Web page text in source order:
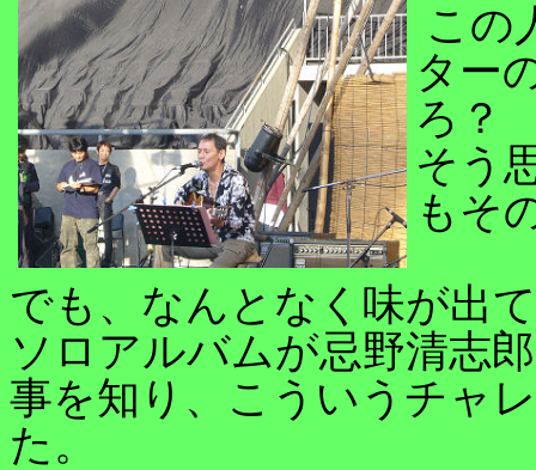
この
ター
ろ？
そう
もそ
でも、なんとなく味が出
ソロアルバムが忌野清志
事を知り、こういうチャ
た。